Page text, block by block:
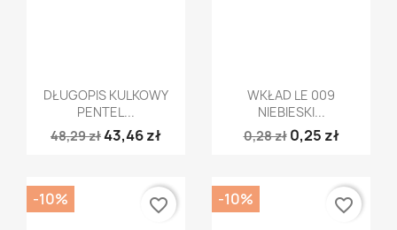
 Szybki podgląd
DŁUGOPIS KULKOWY
PENTEL...
48,29 zł43,46 zł
Szybki podgląd
WKŁAD LE 009
NIEBIESKI...
0,28 zł 0,25 zł
-10% favorite_border -10% favorite_border